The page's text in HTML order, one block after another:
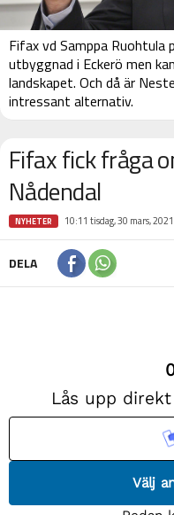
Fifax vd Samppa Ruohtula
utbyggnad i Eckerö men
landskapet. Och då är
intressant alternativ.
Fifax fick fråga
Nådendal
NYHETER 10:11 tisdag, 30 mars, 2021
DELA